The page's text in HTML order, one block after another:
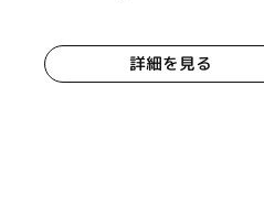
詳細を見る